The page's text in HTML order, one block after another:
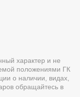
характер и не
положениями ГК
о наличии, видах,
обращайтесь в